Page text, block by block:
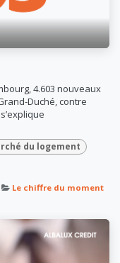
4.603 nouveaux
Duché, contre
du logement
Le chiffre du moment